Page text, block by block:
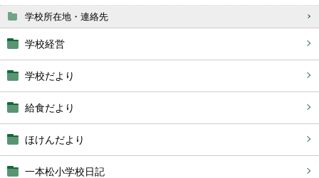
学校所在地・連絡先
学校経営
学校だより
給食だより
ほけんだより
一本松小学校日記